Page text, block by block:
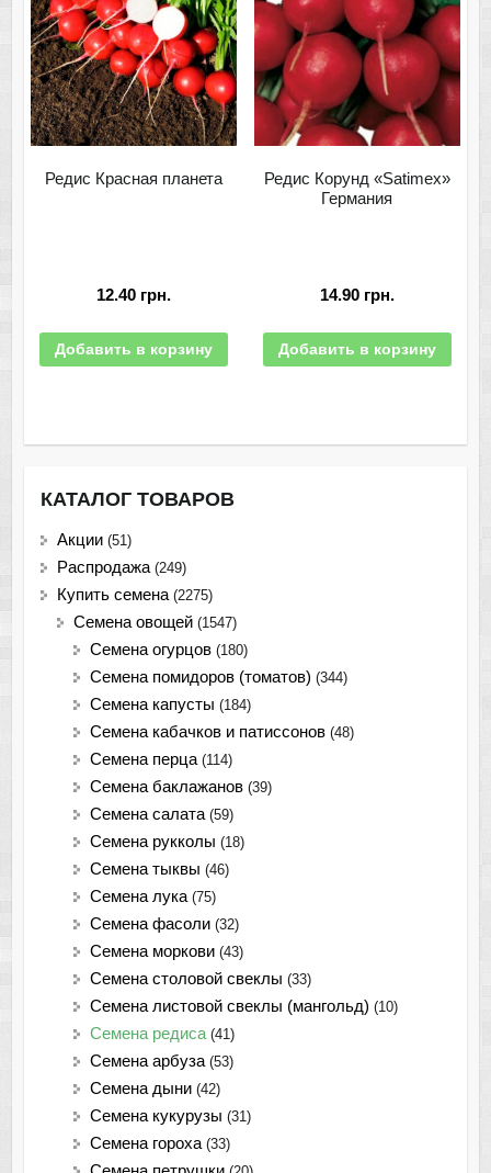
Редис Красная планета
12.40 грн.
Добавить в корзину
Редис Корунд «Satimex»
Германия
14.90 грн.
Добавить в корзину
КАТАЛОГ ТОВАРОВ
Акции (51)
Распродажа (249)
Купить семена (2275)
Семена овощей (1547)
Семена огурцов (180)
Семена помидоров (томатов) (344)
Семена капусты (184)
Семена кабачков и патиссонов (48)
Семена перца (114)
Семена баклажанов (39)
Семена салата (59)
Семена рукколы (18)
Семена тыквы (46)
Семена лука (75)
Cемена фасоли (32)
Семена моркови (43)
Семена столовой свеклы (33)
Семена листовой свеклы (мангольд) (10)
Семена редиса (41)
Семена арбуза (53)
Семена дыни (42)
Семена кукурузы (31)
Семена гороха (33)